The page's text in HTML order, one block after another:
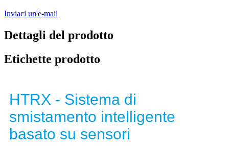
Inviaci un'e-mail
Dettagli del prodotto
Etichette prodotto
HTRX - Sistema di
smistamento intelligente
basato su sensori